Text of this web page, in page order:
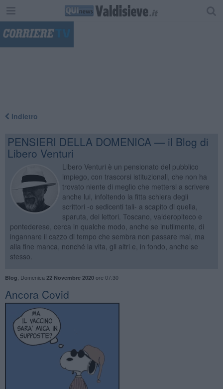
Indietro
PENSIERI DELLA DOMENICA — il Blog di
Libero Venturi
Libero Venturi è un pensionato del pubblico
impiego, con trascorsi istituzionali, che non ha
trovato niente di meglio che mettersi a scrivere
anche lui, infoltendo la fitta schiera degli
scrittori -o sedicenti tali- a scapito di quella,
sparuta, dei lettori. Toscano, valderopiteco e
pontederese, cerca in qualche modo, anche se inutilmente, di
ingannare il cazzo di tempo che sembra non passare mai, ma
alla fine manca, nonché la vita, gli altri e, in fondo, anche se
stesso.
Blog Domenica 22 Novembre 2020ore 07:30
​Ancora Covid